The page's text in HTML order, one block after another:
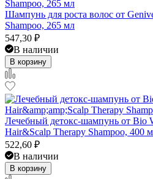
Шампунь для роста волос от
Shampoo, 265 мл
547,30 ₽
В наличии
В корзину
Лечебный детокс-шампунь от Bio
Hair&Scalp Therapy Shampoo, 400
522,60 ₽
В наличии
В корзину